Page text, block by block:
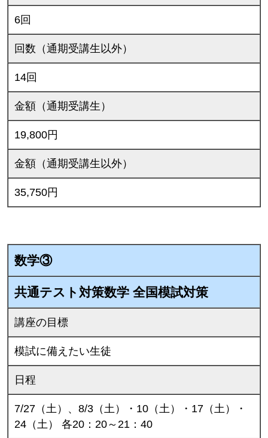
6回
回数（通期受講生以外）
14回
金額（通期受講生）
19,800円
金額（通期受講生以外）
35,750円
数学③
共通テスト対策数学 全国模試対策
講座の目標
模試に備えたい生徒
日程
7/27（土）、8/3（土）・10（土）・17（土）・
24（土） 各20：20～21：40